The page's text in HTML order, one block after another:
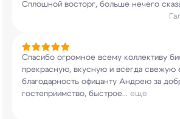
Сплошной восторг, больше нечего
Спасибо огромное всему коллективу
прекрасную, вкусную и всегда свежую
благодарность офицанту Андрею за
гостеприимство, быстрое... еще